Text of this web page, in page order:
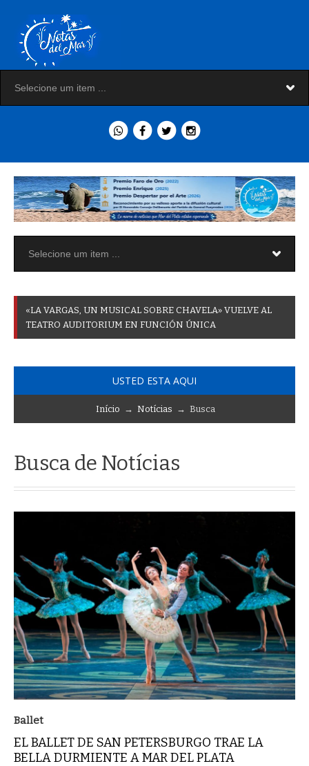
«LA VARGAS UN MUSICAL SOBRE CHAVELA» VUELVE AL
TEATRO AUDITORIUM EN FUNCIÓN ÚNICA
USTED ESTA AQUI
Início → Notícias → Busca
Busca de Notícias
Ballet
EL BALLET DE SAN PETERSBURGO TRAE LA
BELLA DURMIENTE A MAR DEL PLATA